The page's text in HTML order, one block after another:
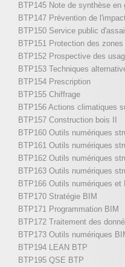
BTP145 Note de synthèse en
BTP147 Prévention de
BTP150 Service public
BTP151 Protection des
BTP152 Prospective des
BTP153 Techniques
BTP154 Prescription
BTP155 Chiffrage
BTP156 Actions climatiques
BTP157 Construction bois II
BTP160 Outils numériques
BTP161 Outils numériques
BTP162 Outils numériques
BTP163 Outils numériques
BTP166 Outils numériques
BTP170 Stratégie BIM
BTP171 Programmation BIM
BTP172 Traitement des
BTP173 Outils numériques
BTP194 LEAN BTP
BTP195 QSE BTP